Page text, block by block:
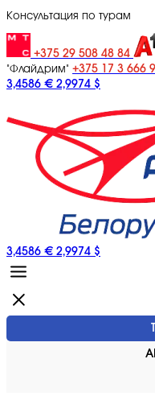
Консультация по турам
+375 29 508 48 84
"Флайдрим" +375 17 3 666
3,4586 € 2,9974 $
3,4586 € 2,9974 $